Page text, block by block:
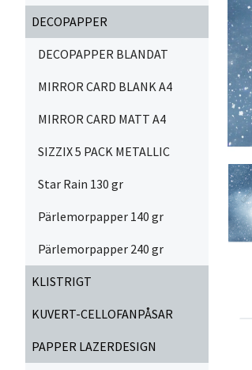
DECOPAPPER
DECOPAPPER BLANDAT
MIRROR CARD BLANK A4
MIRROR CARD MATT A4
SIZZIX 5 PACK METALLIC
Star Rain 130 gr
Pärlemorpapper 140 gr
Pärlemorpapper 240 gr
KLISTRIGT
KUVERT-CELLOFANPÅSAR
PAPPER LAZERDESIGN